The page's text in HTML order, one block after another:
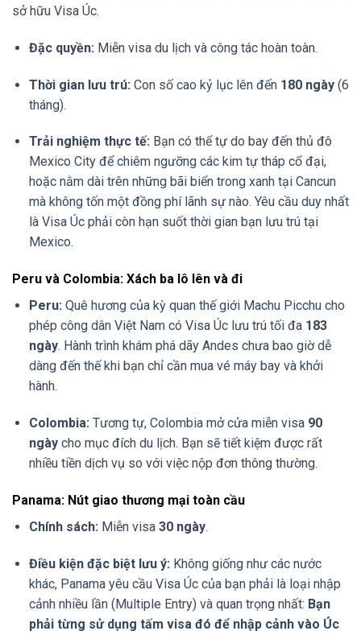
sở hữu Visa Úc.
Đặc quyền: Miễn visa du lịch và công tác hoàn toàn.
Thời gian lưu trú: Con số cao kỷ lục lên đến 180 ngày(6
tháng).
Trải nghiệm thực tế: Bạn có thể tự do bay đến thủ đô
Mexico City để chiêm ngưỡng các kim tự tháp cổ đại,
hoặc nằm dài trên những bãi biển trong xanh tại Cancun
mà không tốn một đồng phí lãnh sự nào. Yêu cầu duy nhất
là Visa Úc phải còn hạn suốt thời gian bạn lưu trú tại
Mexico.
Peru và Colombia: Xách ba lô lên và đi
Peru: Quê hương của kỳ quan thế giới Machu Picchu cho
phép công dân Việt Nam có Visa Úc lưu trú tối đa 183
ngày. Hành trình khám phá dãy Andes chưa bao giờ dễ
dàng đến thế khi bạn chỉ cần mua vé máy bay và khởi
hành.
Colombia: Tương tự, Colombia mở cửa miễn visa 90
ngàycho mục đích du lịch. Bạn sẽ tiết kiệm được rất
nhiều tiền dịch vụ so với việc nộp đơn thông thường.
Panama: Nút giao thương mại toàn cầu
Chính sách: Miễn visa 30 ngày.
Điều kiện đặc biệt lưu ý: Không giống như các nước
khác, Panama yêu cầu Visa Úc của bạn phải là loại nhập
cảnh nhiều lần (Multiple Entry) và quan trọng nhất: Bạn
phải từng sử dụng tấm visa đó để nhập cảnh vào Úc